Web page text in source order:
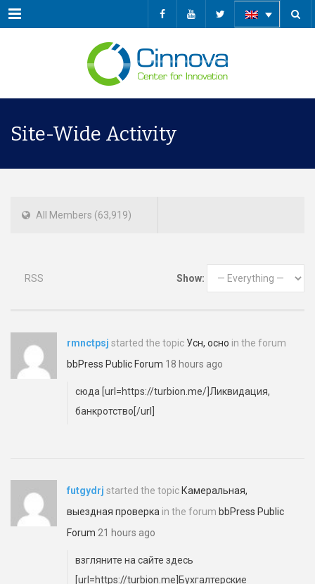
Menu
Site-Wide Activity
All Members 63,919
RSS Show:
rmnctpsj started the topic Усн, осно in the forum
bbPress Public Forum 18 hours ago
сюда [url=https://turbion.me/]Ликвидация,
банкротство[/url]
futgydrj started the topic Камеральная,
выездная проверка in the forum bbPress Public
Forum 21 hours ago
взгляните на сайте здесь
[url=https://turbion.me]Бухгалтерские